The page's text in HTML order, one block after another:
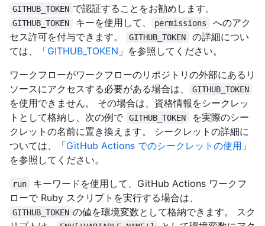
GITHUB_TOKEN で認証することをお勧めします。
GITHUB_TOKEN キーを使用して、 permissions
へのアク
セス許可を付与できます。
GITHUB_TOKEN
の詳細につい
ては、「GITHUB_TOKEN 」を参照してください。
ワークフローがワークフローのリポジトリの外部にあるリ
ソースにアクセスする必要がある場合は、
GITHUB_TOKEN
を使用できません。 その場合は、資格情報をシークレッ
トとして格納し、次の例で
GITHUB_TOKEN
を実際のシー
クレットの名前に置き換えます。 シークレットの詳細に
ついては、「GitHub Actions でのシークレットの使用 」
を参照してください。
run
キーワードを使用して、GitHub Actions ワークフ
ローで Ruby スクリプトを実行する場合は、
GITHUB_TOKEN の値を環境変数として格納できます。 スク